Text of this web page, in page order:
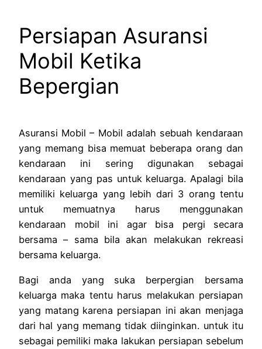
Persiapan Asuransi
Mobil Ketika
Bepergian
Asuransi Mobil – Mobil adalah sebuah kendaraan
yang memang bisa memuat beberapa orang dan
kendaraan ini sering digunakan sebagai
kendaraan yang pas untuk keluarga. Apalagi bila
memiliki keluarga yang lebih dari 3 orang tentu
untuk memuatnya harus menggunakan
kendaraan mobil ini agar bisa pergi secara
bersama – sama bila akan melakukan rekreasi
bersama keluarga.
Bagi anda yang suka berpergian bersama
keluarga maka tentu harus melakukan persiapan
yang matang karena persiapan ini akan menjaga
dari hal yang memang tidak diinginkan. untuk itu
sebagai pemiliki maka lakukan persiapan sebelum